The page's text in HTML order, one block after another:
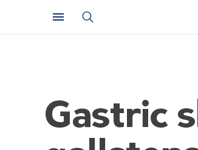
Gastric